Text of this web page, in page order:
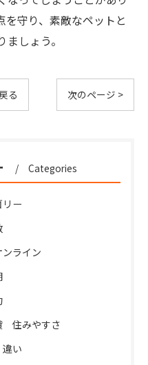
を守り、素敵なペットと
しょう。
る 次のページ >
Categories
ー
ライン
住みやすさ
い